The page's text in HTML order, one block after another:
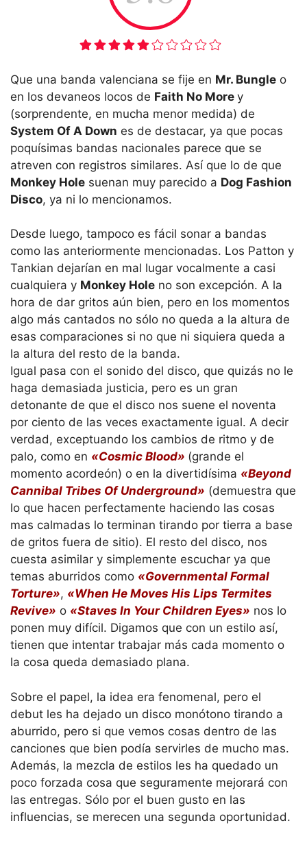
Que una banda valenciana se fije en Mr. Bungle o
en los devaneos locos de Faith No More y
(sorprendente, en mucha menor medida) de
System Of A Down es de destacar, ya que pocas
poquísimas bandas nacionales parece que se
atreven con registros similares. Así que lo de que
Monkey Hole suenan muy parecido a Dog Fashion
Disco, ya ni lo mencionamos.
Desde luego, tampoco es fácil sonar a bandas
como las anteriormente mencionadas. Los Patton y
Tankian dejarían en mal lugar vocalmente a casi
cualquiera y Monkey Hole no son excepción. A la
hora de dar gritos aún bien, pero en los momentos
algo más cantados no sólo no queda a la altura de
esas comparaciones si no que ni siquiera queda a
la altura del resto de la banda.
Igual pasa con el sonido del disco, que quizás no le
haga demasiada justicia, pero es un gran
detonante de que el disco nos suene el noventa
por ciento de las veces exactamente igual. A decir
verdad, exceptuando los cambios de ritmo y de
palo, como en «Cosmic Blood» (grande el
momento acordeón) o en la divertidísima «Beyond
Cannibal Tribes Of Underground» (demuestra que
lo que hacen perfectamente haciendo las cosas
mas calmadas lo terminan tirando por tierra a base
de gritos fuera de sitio). El resto del disco, nos
cuesta asimilar y simplemente escuchar ya que
temas aburridos como «Governmental Formal
Torture», «When He Moves His Lips Termites
Revive» o «Staves In Your Children Eyes» nos lo
ponen muy difícil. Digamos que con un estilo así,
tienen que intentar trabajar más cada momento o
la cosa queda demasiado plana.
Sobre el papel, la idea era fenomenal, pero el
debut les ha dejado un disco monótono tirando a
aburrido, pero si que vemos cosas dentro de las
canciones que bien podía servirles de mucho mas.
Además, la mezcla de estilos les ha quedado un
poco forzada cosa que seguramente mejorará con
las entregas. Sólo por el buen gusto en las
influencias, se merecen una segunda oportunidad.